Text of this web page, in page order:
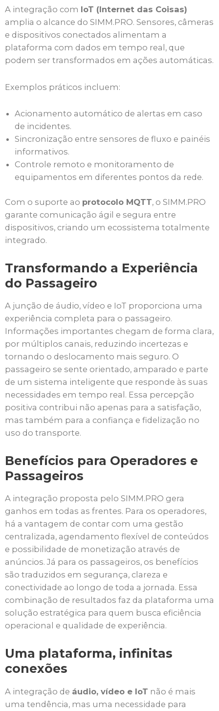
A integração com IoT (Internet das Coisas)
amplia o alcance do SIMM.PRO. Sensores, câmeras
e dispositivos conectados alimentam a
plataforma com dados em tempo real, que
podem ser transformados em ações automáticas.
Exemplos práticos incluem:
Acionamento automático de alertas em caso
de incidentes.
Sincronização entre sensores de fluxo e painéis
informativos.
Controle remoto e monitoramento de
equipamentos em diferentes pontos da rede.
Com o suporte ao protocolo MQTT, o SIMM.PRO
garante comunicação ágil e segura entre
dispositivos, criando um ecossistema totalmente
integrado.
Transformando a Experiência
do Passageiro
A junção de áudio, vídeo e IoT proporciona uma
experiência completa para o passageiro.
Informações importantes chegam de forma clara,
por múltiplos canais, reduzindo incertezas e
tornando o deslocamento mais seguro. O
passageiro se sente orientado, amparado e parte
de um sistema inteligente que responde às suas
necessidades em tempo real. Essa percepção
positiva contribui não apenas para a satisfação,
mas também para a confiança e fidelização no
uso do transporte.
Benefícios para Operadores e
Passageiros
A integração proposta pelo SIMM.PRO gera
ganhos em todas as frentes. Para os operadores,
há a vantagem de contar com uma gestão
centralizada, agendamento flexível de conteúdos
e possibilidade de monetização através de
anúncios. Já para os passageiros, os benefícios
são traduzidos em segurança, clareza e
conectividade ao longo de toda a jornada. Essa
combinação de resultados faz da plataforma uma
solução estratégica para quem busca eficiência
operacional e qualidade de experiência.
Uma plataforma, infinitas
conexões
A integração de áudio, vídeo e IoT não é mais
uma tendência, mas uma necessidade para